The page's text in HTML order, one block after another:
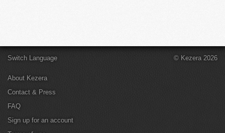
Switch Language
About Kezera
Contact & Press
FAQ
Sign up for an account
© Kezera 2026